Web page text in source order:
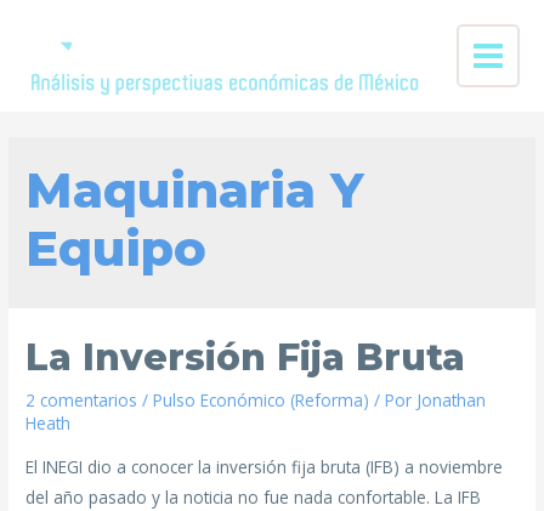
Maquinaria Y
Equipo
La Inversión Fija Bruta
2 comentarios /Pulso Económico (Reforma) / Por Jonathan
Heath
El INEGI dio a conocer la inversión fija bruta (IFB) a noviembre
del año pasado y la noticia no fue nada confortable. La IFB